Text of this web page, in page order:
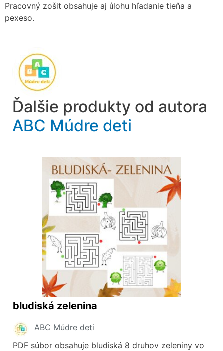
Pracovný zošit obsahuje aj úlohu hľadanie tieňa a
pexeso.
Ďalšie produkty od autora
ABC Múdre deti
bludiská zelenina
ABC Múdre deti
PDF súbor obsahuje bludiská 8 druhov zeleniny vo